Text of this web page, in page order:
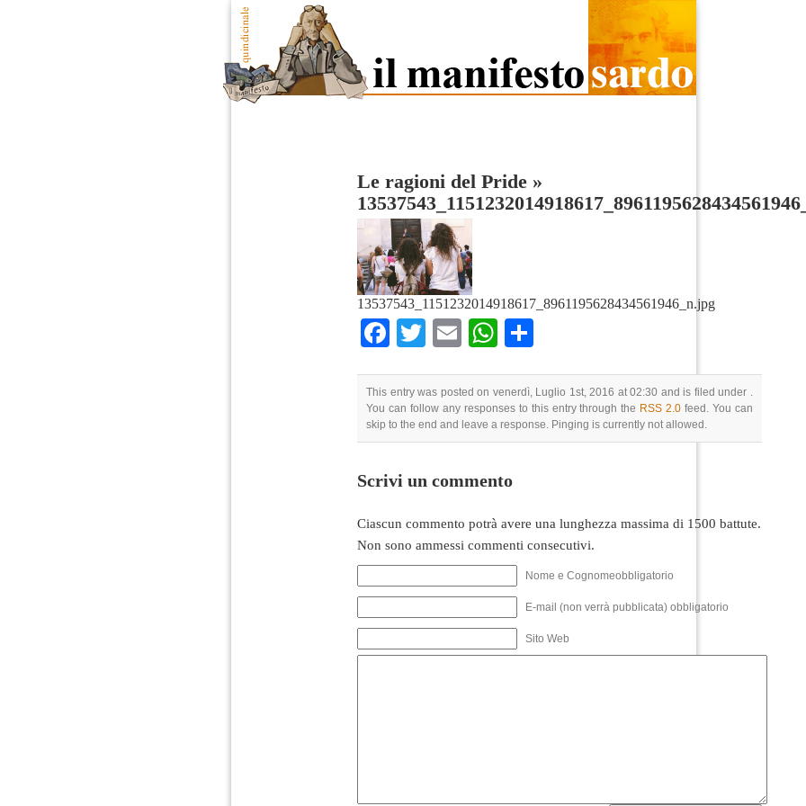
Le ragioni del Pride »
13537543_1151232014918617_8961195628434561946_n.jpg
Facebook
TwitterEmailWhatsApp
This entry was posted on venerdì, Luglio 1st, 2016 at 02:30 and is filed under .
You can follow any responses to this entry through the RSS 2.0 feed. You can
skip to the end and leave a response. Pinging is currently not allowed.
Scrivi un commento
Ciascun commento potrà avere una lunghezza massima di 1500 battute.
Non sono ammessi commenti consecutivi.
Nome e Cognomeobbligatorio
E-mail (non verrà pubblicata) obbligatorio
Sito Web